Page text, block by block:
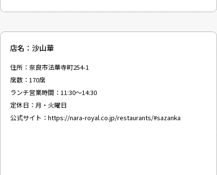
店名：沙山華
住所：奈良市法華寺町254-1
席数：170席
ランチ営業時間：11:30～14:30
定休日：月・火曜日
公式サイト： https://nara-royal.co.jp/restaurants/#sazanka